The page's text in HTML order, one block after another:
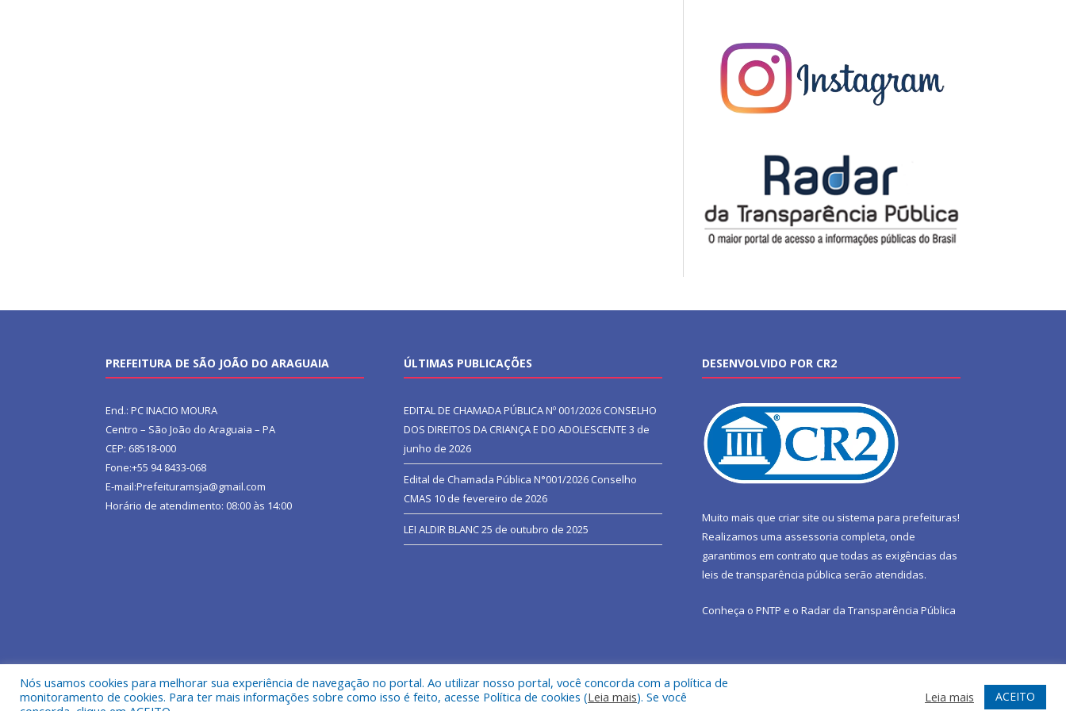
PREFEITURA DE SÃO JOÃO DO ARAGUAIA
End.: PC INACIO MOURA
Centro – São João do Araguaia – PA
CEP: 68518-000
Fone:+55 94 8433-068
E-mail:Prefeituramsja@gmail.com
Horário de atendimento: 08:00 às 14:00
ÚLTIMAS PUBLICAÇÕES
EDITAL DE CHAMADA PÚBLICA Nº 001/2026 CONSELHO
DOS DIREITOS DA CRIANÇA E DO ADOLESCENTE 3 de
junho de 2026
Edital de Chamada Pública N°001/2026 Conselho
CMAS 10 de fevereiro de 2026
LEI ALDIR BLANC25 de outubro de 2025
DESENVOLVIDO POR CR2
Muito mais que criar site ou sistema para prefeituras!
Realizamos uma assessoria completa, onde
garantimos em contrato que todas as exigências das
leis de transparência pública serão atendidas.
Conheça o PNTP e o Radar da Transparência Pública
Todos os direitos reservados a Prefeitura Municipal de São João do Araguaia. Mapa do Site Acessar Webmail
Nós usamos cookies para melhorar sua experiência de navegação no portal. Ao utilizar nosso portal, você concorda com a política de
monitoramento de cookies. Para ter mais informações sobre como isso é feito, acesse Política de cookies (Leia mais). Se você
Leia mais ACEITO